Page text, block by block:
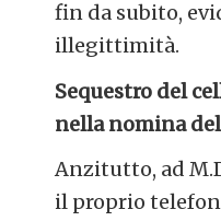
fin da subito,
illegittimità.
Sequestro del
nella nomina
Anzitutto, ad
il proprio